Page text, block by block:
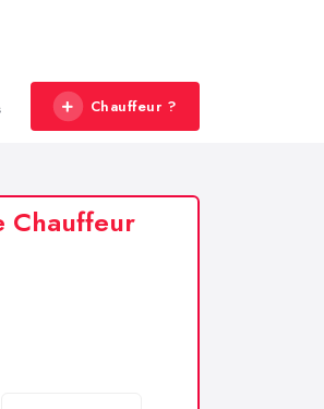
Chauffeur ?
Chauffeur